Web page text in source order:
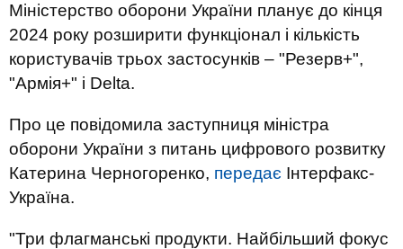
Міністерство оборони України планує до кінця
2024 року розширити функціонал і кількість
користувачів трьох застосунків – "Резерв+",
"Армія+" і Delta.
Про це повідомила заступниця міністра
оборони України з питань цифрового розвитку
Катерина Черногоренко, передає Інтерфакс-
Україна.
"Три флагманські продукти. Найбільший фокус